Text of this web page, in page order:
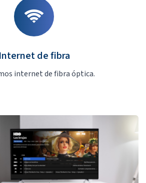
Internet de fibra
internet de fibra óptica.